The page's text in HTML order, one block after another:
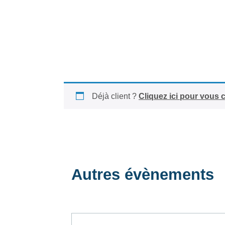
Déjà client ? Cliquez ici pour vous
Autres évènements